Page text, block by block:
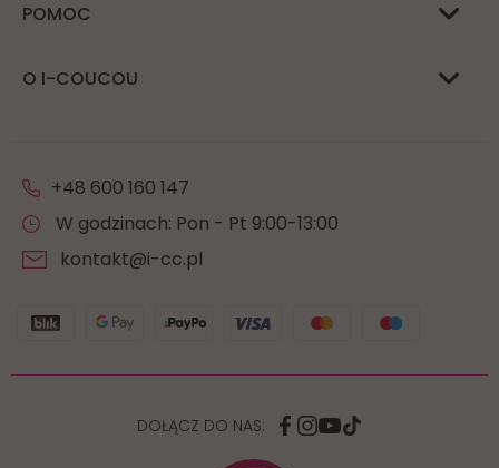
POMOC
O I-COUCOU
+48 600 160 147
W godzinach: Pon - Pt 9:00-13:00
kontakt@i-cc.pl
DOŁĄCZ DO NAS: